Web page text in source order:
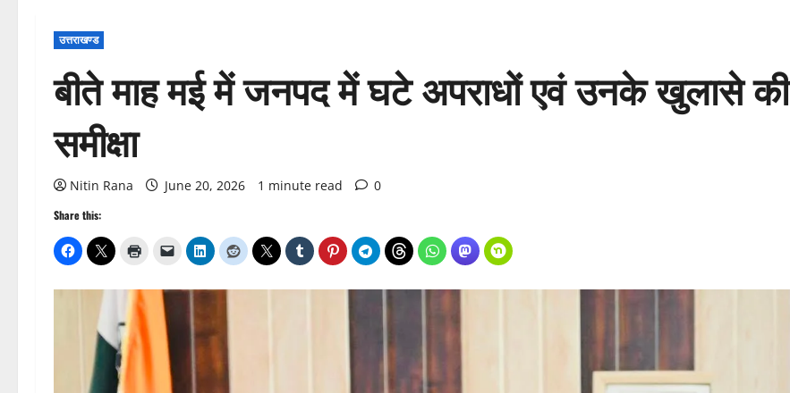
उत्तराखण्ड
बीते माह मई में जनपद में घटे अपराधों एवं उनके खुलासे की
समीक्षा
Nitin Rana June 20, 2026 1 minute read 0
Share this: